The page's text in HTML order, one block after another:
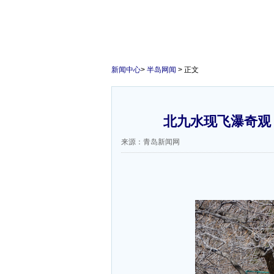
新闻中心> 半岛网闻 > 正文
北九水现飞瀑奇
来源：青岛新闻网